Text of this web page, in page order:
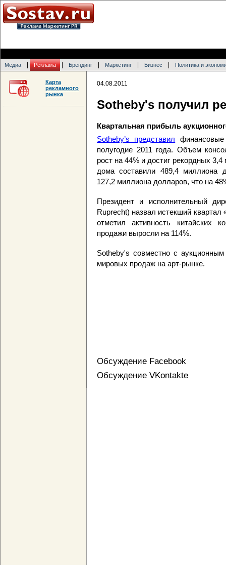
Медиа Реклама Брендинг Маркетинг Бизнес Политика и
04.08.2011
Sotheby's получил
Квартальная прибыль
Sotheby’s представил
полугодие 2011 года. Объем
рост на 44% и достиг рекордных
дома составили 489,4 миллиона
127,2 миллиона долларов, что на
Президент и исполнительный
Ruprecht) назвал истекший
отметил активность китайских
продажи выросли на 114%.
Sotheby's совместно с
мировых продаж на арт-рынке.
Обсуждение Facebook
Обсуждение VKontakte
Карта
рекламного
рынка